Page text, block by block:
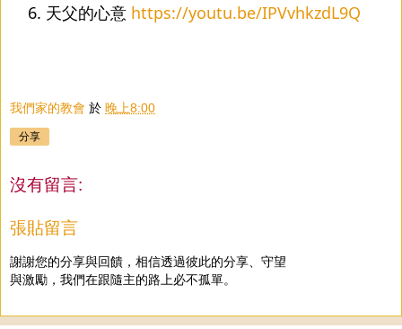
天父的心意 https://youtu.be/IPVvhkzdL9Q
我們家的教會 於 晚上8:00
分享
沒有留言:
張貼留言
謝謝您的分享與回饋，相信透過彼此的分享、守望
與激勵，我們在跟隨主的路上必不孤單。